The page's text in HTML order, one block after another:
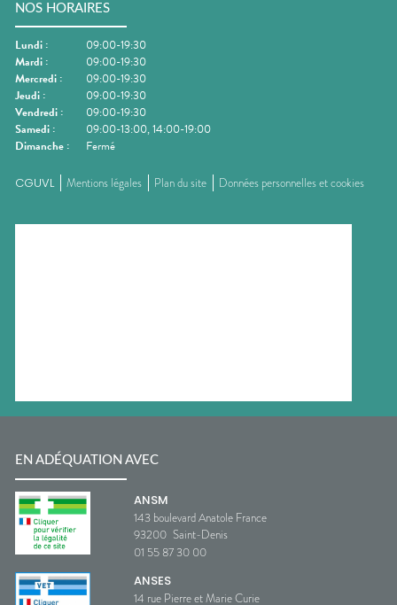
NOS HORAIRES
Lundi :
09:00-19:30
Mardi :
09:00-19:30
Mercredi :
09:00-19:30
Jeudi :
09:00-19:30
Vendredi :
09:00-19:30
Samedi :
09:00-13:00, 14:00-19:00
Dimanche : Fermé
CGUVL Mentions légales Plan du site Données personnelles et cookies
EN ADÉQUATION AVEC
ANSM
143 boulevard Anatole France
93200 Saint-Denis
01 55 87 30 00
ANSES
14 rue Pierre et Marie Curie